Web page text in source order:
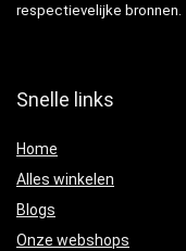
respectievelijke bronnen.
Snelle links
Home
Alles winkelen
Blogs
Onze webshops